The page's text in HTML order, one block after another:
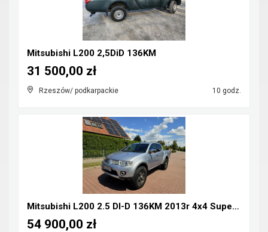
Mitsubishi L200 2,5DiD 136KM
Rzeszów/ podkarpackie 10 godz.
31 500,00 zł
Mitsubishi L200 2.5 DI-D 136KM 2013r 4x4 Super Sel...
54 900,00 zł